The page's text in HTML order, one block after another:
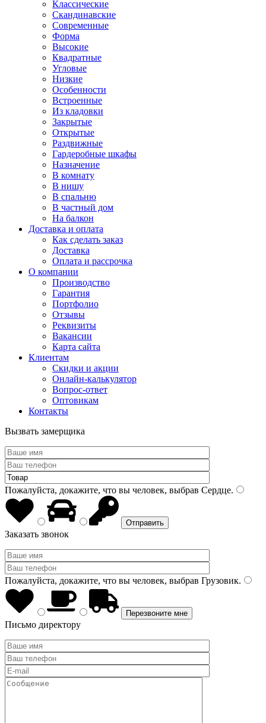
Классические
Скандинавские
Современные
Форма
Высокие
Квадратные
Угловые
Низкие
Особенности
Встроенные
Из кладовки
Закрытые
Открытые
Раздвижные
Гардеробные шкафы
Назначение
В комнату
В нишу
В спальню
В частный дом
На балкон
Доставка и оплата
Как сделать заказ
Доставка
Оплата и рассрочка
О компании
Производство
Гарантия
Портфолио
Отзывы
Реквизиты
Вакансии
Карта сайта
Клиентам
Скидки и акции
Онлайн-калькулятор
Вопрос-ответ
Оптовикам
Контакты
Вызвать замерщика
Пожалуйста, докажите, что вы человек, выбрав Сердце.
Заказать звонок
Пожалуйста, докажите, что вы человек, выбрав Грузовик.
Письмо директору